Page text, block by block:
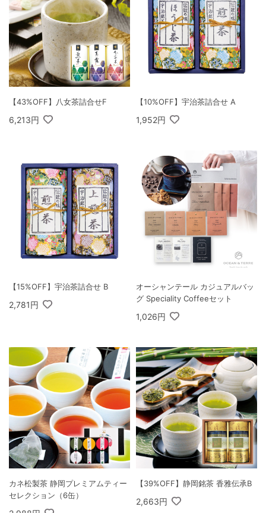
【43%OFF】八女茶詰合せF
6,213円
【10%OFF】宇治茶詰合せ A
1,952円
【15%OFF】宇治茶詰合せ B
2,781円
オーシャンテール カジュアルバッ
グ Speciality Coffeeセット
1,026円
カネ松製茶 静岡プレミアムティー
セレクション（6缶）
【39%OFF】静岡銘茶 香雅伝承B
2,663円